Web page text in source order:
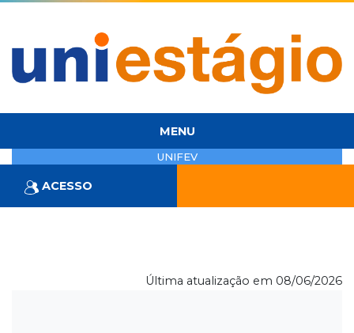
MENU
UNIFEV
ACESSO
Última atualização em 08/06/2026